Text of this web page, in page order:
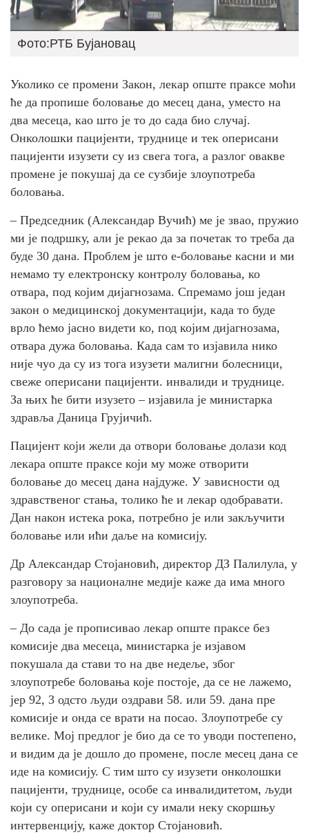
Фото:РТБ Бујановац
Уколико се промени Закон, лекар опште праксе моћи
ће да пропише боловање до месец дана, уместо на
два месеца, као што је то до сада био случај.
Онколошки пацијенти, труднице и тек оперисани
пацијенти изузети су из свега тога, а разлог овакве
промене је покушај да се сузбије злоупотреба
боловања.
– Председник (Александар Вучић) ме је звао, пружио
ми је подршку, али је рекао да за почетак то треба да
буде 30 дана. Проблем је што е-боловање касни и ми
немамо ту електронску контролу боловања, ко
отвара, под којим дијагнозама. Спремамо још један
закон о медицинској документацији, када то буде
врло ћемо јасно видети ко, под којим дијагнозама,
отвара дужа боловања. Када сам то изјавила нико
није чуо да су из тога изузети малигни болесници,
свеже оперисани пацијенти. инвалиди и труднице.
За њих ће бити изузето – изјавила је министарка
здравља Даница Грујичић.
Пацијент који жели да отвори боловање долази код
лекара опште праксе који му може отворити
боловање до месец дана најдуже. У зависности од
здравственог стања, толико ће и лекар одобравати.
Дан након истека рока, потребно је или закључити
боловање или ићи даље на комисију.
Др Александар Стојановић, директор ДЗ Палилула, у
разговору за националне медије каже да има много
злоупотреба.
– До сада је прописивао лекар опште праксе без
комисије два месеца, министарка је изјавом
покушала да стави то на две недеље, због
злоупотребе боловања које постоје, да се не лажемо,
јер 92, 3 одсто људи оздрави 58. или 59. дана пре
комисије и онда се врати на посао. Злоупотребе су
велике. Мој предлог је био да се то уводи постепено,
и видим да је дошло до промене, после месец дана се
иде на комисију. С тим што су изузети онколошки
пацијенти, труднице, особе са инвалидитетом, људи
који су оперисани и који су имали неку скоршњу
интервенцију, каже доктор Стојановић.